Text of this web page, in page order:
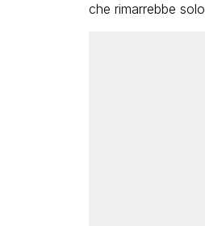
che rimarrebbe solo